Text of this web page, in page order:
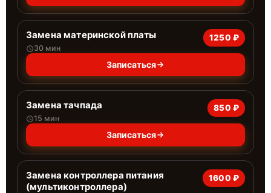
Замена материнской платы
30 мин
1250 ₽
Записаться
Замена тачпада
15 мин
850 ₽
Записаться
Замена контроллера питания
(мультиконтроллера)
1600 ₽